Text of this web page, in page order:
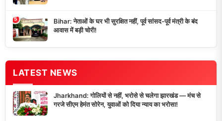
5
Bihar: नेताओं के घर भी सुरक्षित नहीं, पूर्व सांसद-पूर्व मंत्री के बंद
आवास में बड़ी चोरी!
LATEST NEWS
Jharkhand: गोलियों से नहीं, भरोसे से चलेगा झारखंड — मंच से
गरजे सीएम हेमंत सोरेन, युवाओं को दिया न्याय का भरोसा!